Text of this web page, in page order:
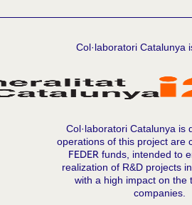
Col·laboratori Catalunya
Col·laboratori Catalunya is
operations of this project are
FEDER funds, intended to
realization of R&D projects
with a high impact on the
companies.